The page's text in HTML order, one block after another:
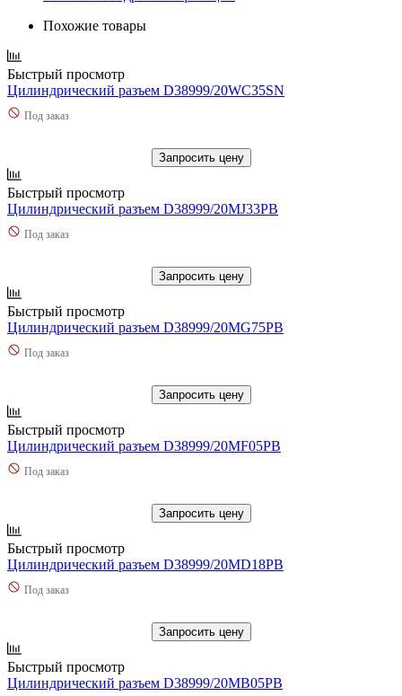
Похожие товары
Быстрый просмотр
Цилиндрический разъем D38999/20WC35SN
Под заказ
Запросить цену
Быстрый просмотр
Цилиндрический разъем D38999/20MJ33PB
Под заказ
Запросить цену
Быстрый просмотр
Цилиндрический разъем D38999/20MG75PB
Под заказ
Запросить цену
Быстрый просмотр
Цилиндрический разъем D38999/20MF05PB
Под заказ
Запросить цену
Быстрый просмотр
Цилиндрический разъем D38999/20MD18PB
Под заказ
Запросить цену
Быстрый просмотр
Цилиндрический разъем D38999/20MB05PB